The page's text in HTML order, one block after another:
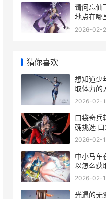
请问忘仙
地点在哪
骑碎片
2026-02-
猜你喜欢
想知道少
取体力的
2026-02-
口袋奇兵
确挑选
2026-02-
中小马车
以怎么获
2026-02-
光遇的无